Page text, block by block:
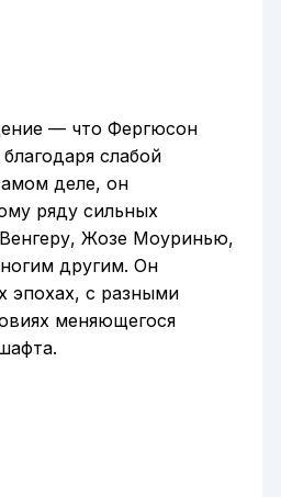
— что Фергюсон
слабой
деле, он
ряду сильных
Жозе Моуринью,
другим. Он
эпохах, с разными
меняющегося